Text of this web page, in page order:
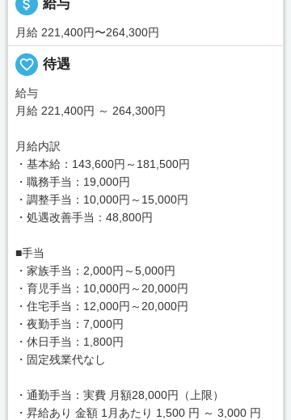
attach_money 給与
月給 221,400円〜264,300円
favorite_border 待遇
給与
月給 221,400円 ～ 264,300円
月給内訳
・基本給：143,600円～181,500円
・職務手当：19,000円
・調整手当：10,000円～15,000円
・処遇改善手当：48,800円
■手当
・家族手当：2,000円～5,000円
・育児手当：10,000円～20,000円
・住宅手当：12,000円～20,000円
・夜勤手当：7,000円
・休日手当：1,800円
・固定残業代なし
・通勤手当：実費 月額28,000円（上限）
・昇給あり 金額 1月あたり 1,500 円 ～ 3,000 円